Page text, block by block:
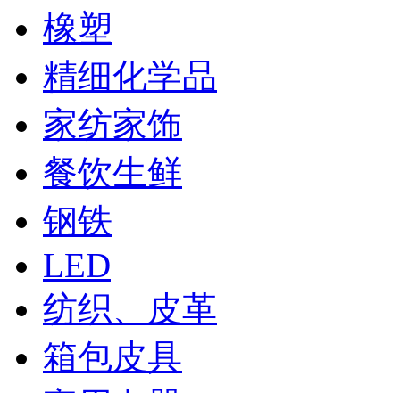
橡塑
精细化学品
家纺家饰
餐饮生鲜
钢铁
LED
纺织、皮革
箱包皮具